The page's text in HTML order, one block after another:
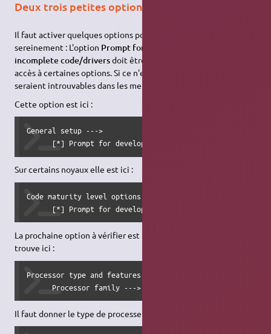
Deux trois petites options à activer
Il faut activer quelques options pour pouvoir travailler
sereinement : L'option Prompt for development and/or
incomplete code/driversdoit être activée pour pouvoir avoir
accès à certaines options. Si ce n'est pas le cas, des options
seraient introuvables dans les menus.
Cette option est ici :
General setup --->
[*] Prompt for development and/or incomplete code/
Sur certains noyaux elle est ici :
Code maturity level options  --->
[*] Prompt for development and/or incomplete code/
La prochaine option à vérifier est
trouve ici :
Processor type and features  --->
      Processor family --->
Il faut donner le type de processeur que l'on a. Pour le savoir :